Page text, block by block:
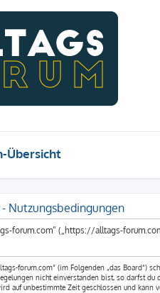
Übersicht
Nutzungsbedingungen
forum.com“ („https://alltags-
forum.com“ (im Folgenden „das Board“)
nicht einverstanden bist, so darfst du
auf unbestimmte Zeit geschlossen und kann